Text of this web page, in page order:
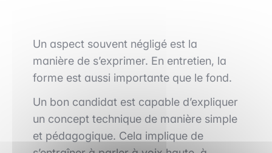
Un aspect souvent négligé est la
manière de s’exprimer. En entretien, la
forme est aussi importante que le fond.
Un bon candidat est capable d’expliquer
un concept technique de manière simple
et pédagogique. Cela implique de